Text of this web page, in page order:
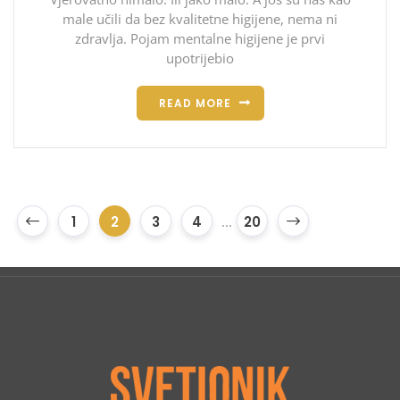
male učili da bez kvalitetne higijene, nema ni
zdravlja. Pojam mentalne higijene je prvi
upotrijebio
READ MORE
1 2 3 4 ... 20